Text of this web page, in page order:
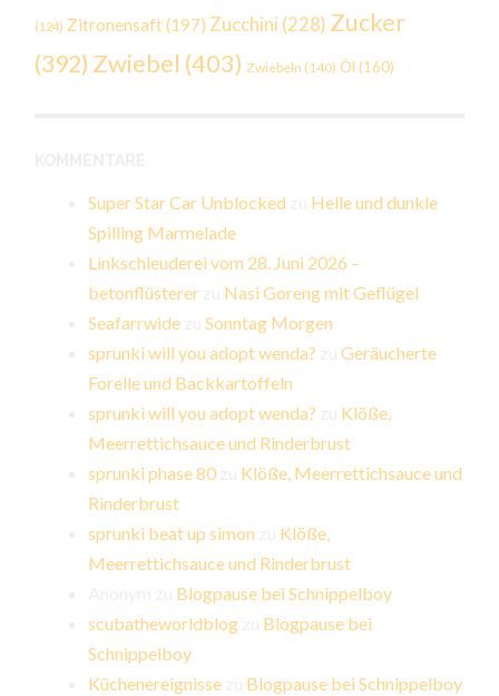
(124) Zitronensaft(197) Zucchini (228) Zucker
(392) Zwiebel (403) Zwiebeln (140) Öl (160)
Super Star Car Unblocked
Helle und dunkle
Spilling Marmelade
Linkschleuderei vom 28. Juni 2026 –
betonflüsterer
Nasi Goreng mit Geflügel
Seafarrwide zuSonntag Morgen
sprunki will you adopt wenda? zuGeräucherte
Forelle und Backkartoffeln
sprunki will you adopt wenda?
Klöße,
Meerrettichsauce und Rinderbrust
sprunki phase 80
Klöße, Meerrettichsauce und
Rinderbrust
sprunki beat up simon
Klöße,
Meerrettichsauce und Rinderbrust
Blogpause bei Schnippelboy
scubatheworldblog
Blogpause bei
Schnippelboy
Küchenereignisse
Blogpause bei Schnippelboy